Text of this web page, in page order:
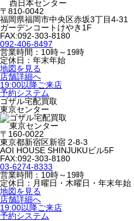
〒810-0042
福岡県福岡市中央区赤坂3丁目4-31
ガーデンコートけやき1F
FAX:092-303-8180
092-406-8497
営業時間：10時～19時
定休日：年末年始
地図を見る
店舗詳細へ
19:00以降ご来店
予約システム
ゴザル宅配買取
東京センター
〒160-0022
東京都新宿区新宿 2-8-3
AOI HOUSE SHINJUKUビル5F
FAX:092-303-8180
03-6274-8333
営業時間：10時～19時
定休日：月曜日・木曜日・年末年始
地図を見る
店舗詳細へ
19:00以降ご来店
予約システム